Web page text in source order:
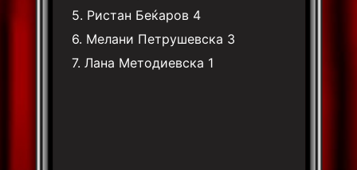
5. Ристан Беќаров 4
6. Мелани Петрушевска 3
7.Лана Методиевска 1